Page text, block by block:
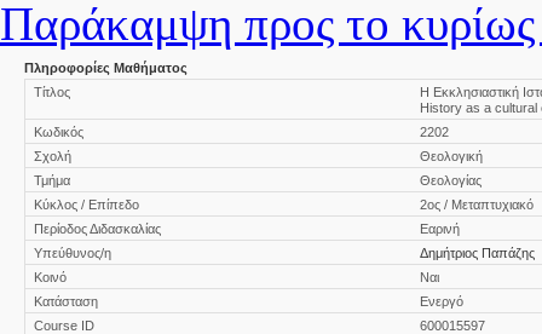
Παράκαμψη προς το κυρίως
Πληροφορίες Μαθήματος
Τίτλος
Η Εκκλησιαστική
History as a cultural
Κωδικός
2202
Σχολή
Θεολογική
Τμήμα
Θεολογίας
Κύκλος / Επίπεδο
2ος / Μεταπτυχιακό
Περίοδος Διδασκαλίας
Εαρινή
Υπεύθυνος/η
Δημήτριος Παπάζης
Κοινό
Ναι
Κατάσταση
Ενεργό
Course ID
600015597